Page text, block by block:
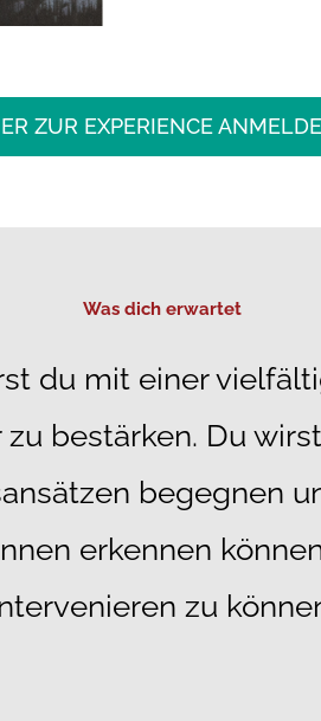
ZUR EXPERIENCE
Was dich erwartet
du mit einer
bestärken. Du
begegnen
erkennen
zu